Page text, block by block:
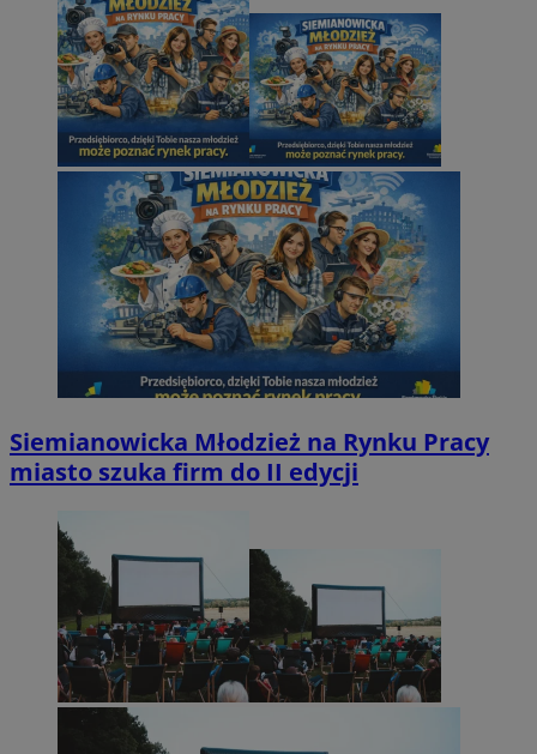
Siemianowicka Młodzież na Rynku Pracy
miasto szuka firm do II edycji